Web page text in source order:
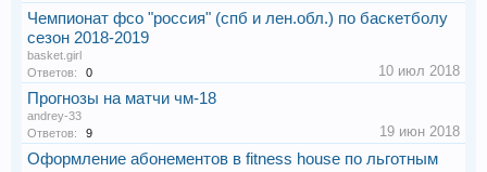
Чемпионат фсо "россия" (спб и лен.обл.) по баскетболу
сезон 2018-2019
basket.girl
Ответов:
0 10 июл 2018
Прогнозы на матчи чм-18
andrey-33
Ответов:
9 19 июн 2018
Оформление абонементов в fitness house по льготным